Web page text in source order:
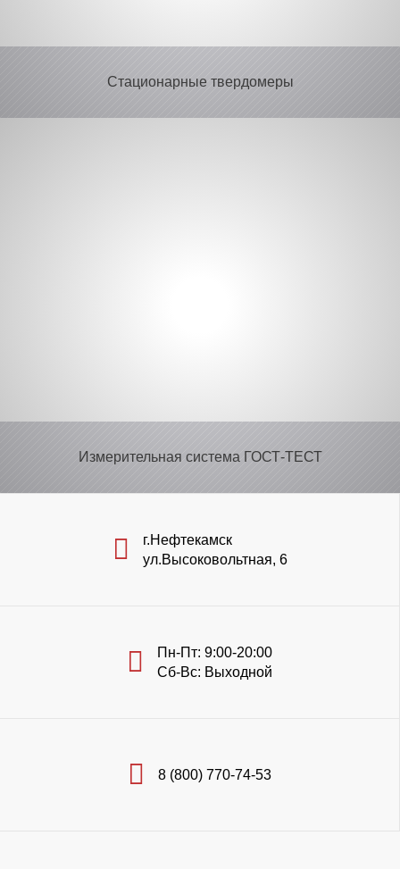
Стационарные твердомеры
Измерительная система ГОСТ-ТЕСТ
г.Нефтекамск
ул.Высоковольтная, 6
Пн-Пт: 9:00-20:00
Сб-Вс: Выходной
8 (800) 770-74-53